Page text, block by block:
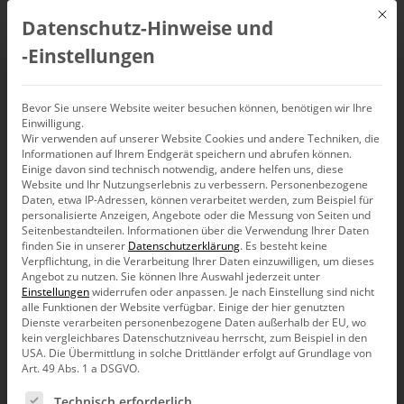
Analysieren heißt
Vergleichen
Daten ohne
Vergleichsmaßstab sind
wertlos
Im Kern handelt es sich bei jeder Analyse um einen
Vergleich, denn erst die Einordnung in einen Kontext lässt
ohne jeden Größenvergleich?
Mit
Datenschutz-Hinweise und
‑Einstellungen
Bevor Sie unsere Website weiter besuchen können, benötigen wir Ihre
Einwilligung.
Wir verwenden auf unserer Website Cookies und andere Techniken, die
Informationen auf Ihrem Endgerät speichern und abrufen können.
Einige davon sind technisch notwendig, andere helfen uns, diese
Website und Ihr Nutzungserlebnis zu verbessern. Personenbezogene
Daten, etwa IP-Adressen, können verarbeitet werden, zum Beispiel für
personalisierte Anzeigen, Angebote oder die Messung von Seiten und
Seitenbestandteilen. Informationen über die Verwendung Ihrer Daten
finden Sie in unserer Datenschutzerklärung. Es besteht keine
Verpflichtung, in die Verarbeitung Ihrer Daten einzuwilligen, um dieses
Angebot zu nutzen.Sie können Ihre Auswahl jederzeit unter
Einstellungenwiderrufen oder anpassen. Je nach Einstellung sind nicht
alle Funktionen der Website verfügbar. Einige der hier genutzten
Dienste verarbeiten personenbezogene Daten außerhalb der EU, wo
kein vergleichbares Datenschutzniveau herrscht, zum Beispiel in den
USA. Die Übermittlung in solche Drittländer erfolgt auf Grundlage von
Art. 49 Abs. 1 a DSGVO.
Es folgt eine Liste der Service-Gruppen, für die eine